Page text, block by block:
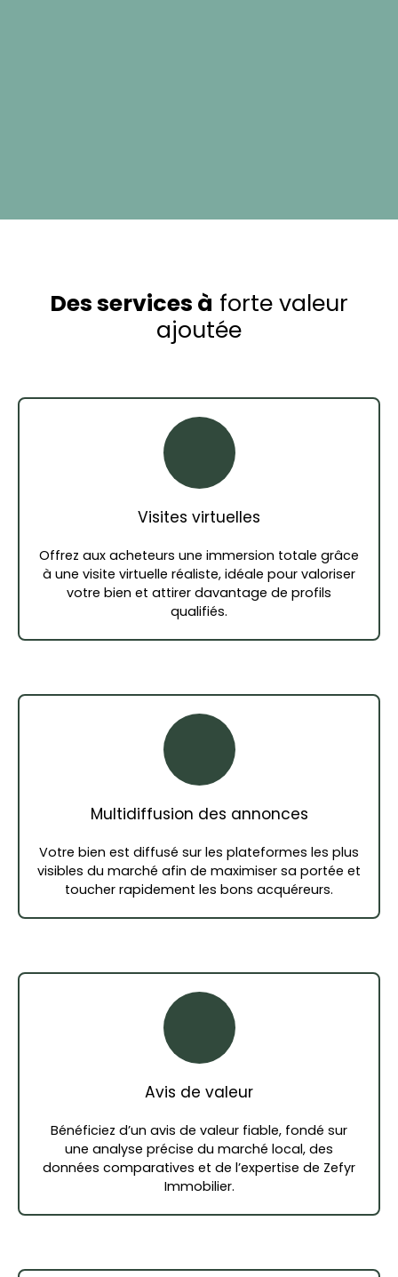
Des services à forte valeur
ajoutée
Visites virtuelles
Offrez aux acheteurs une immersion totale grâce
à une visite virtuelle réaliste, idéale pour valoriser
votre bien et attirer davantage de profils
qualifiés.
Multidiffusion des annonces
Votre bien est diffusé sur les plateformes les plus
visibles du marché afin de maximiser sa portée et
toucher rapidement les bons acquéreurs.
Avis de valeur
Bénéficiez d’un avis de valeur fiable, fondé sur
une analyse précise du marché local, des
données comparatives et de l’expertise de Zefyr
Immobilier.